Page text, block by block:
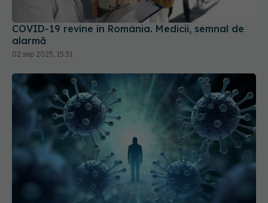
COVID-19 revine în România. Medicii, semnal de
alarmă
02 sep 2025, 15:51